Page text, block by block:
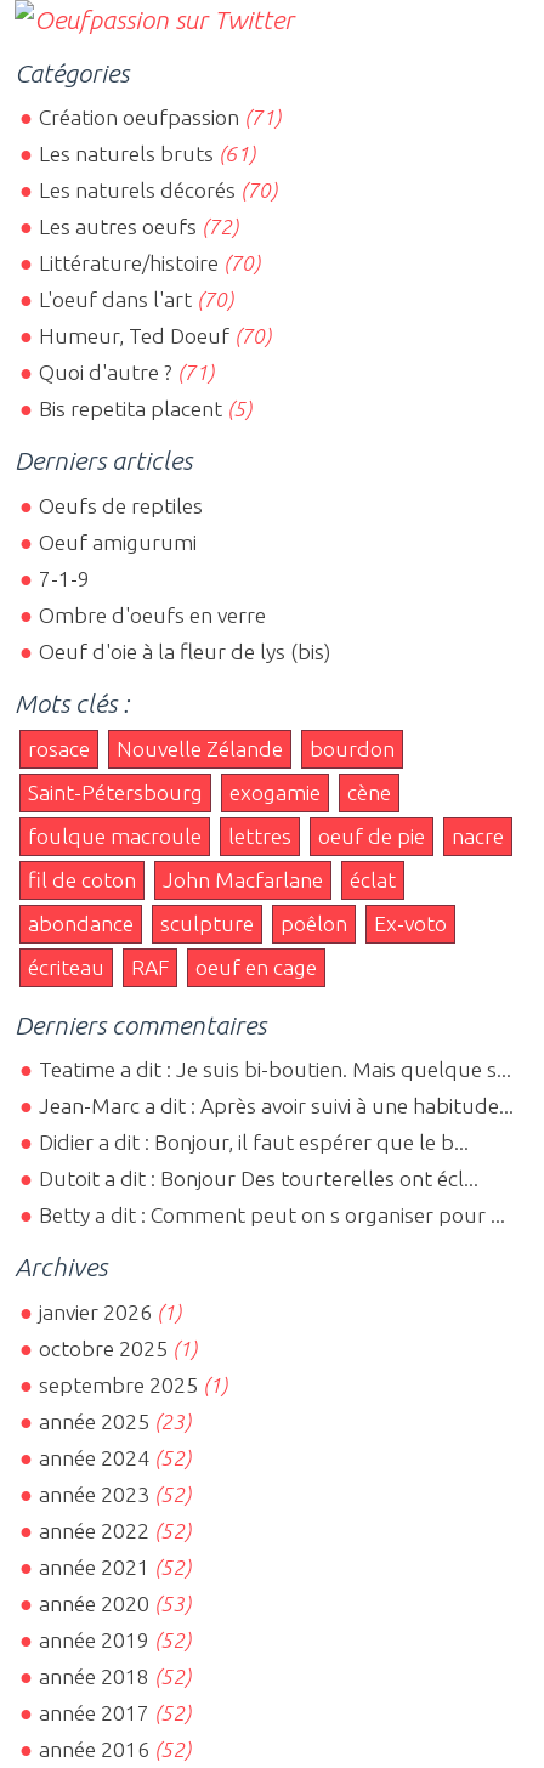
Catégories
Création oeufpassion (71)
Les naturels bruts (61)
Les naturels décorés (70)
Les autres oeufs (72)
Littérature/histoire (70)
L'oeuf dans l'art (70)
Humeur, Ted Doeuf (70)
Quoi d'autre ? (71)
Bis repetita placent (5)
Derniers articles
Oeufs de reptiles
Oeuf amigurumi
7-1-9
Ombre d'oeufs en verre
Oeuf d'oie à la fleur de lys (bis)
Mots clés :
rosace Nouvelle Zélande
bourdon
Saint-Pétersbourg
exogamie
cène
foulque macroule
lettres oeuf de pie
nacre
fil de coton
John Macfarlane
éclat
abondance
sculpture poêlon
Ex-voto
écriteau
RAF oeuf en cage
Derniers commentaires
Teatime a dit : Je suis bi-boutien. Mais quelque s...
Jean-Marc a dit : Après avoir suivi à une habitude...
Didier a dit : Bonjour, il faut espérer que le b...
Dutoit a dit : Bonjour Des tourterelles ont écl...
Betty a dit : Comment peut on s organiser pour ...
Archives
janvier 2026 (1)
octobre 2025 (1)
septembre 2025 (1)
année 2025 (23)
année 2024 (52)
année 2023 (52)
année 2022 (52)
année 2021 (52)
année 2020 (53)
année 2019 (52)
année 2018 (52)
année 2017 (52)
année 2016 (52)